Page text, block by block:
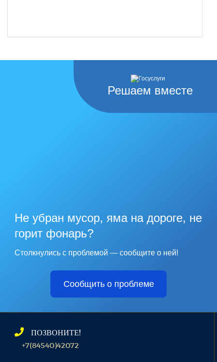
Решаем вместе
Не убран мусор, яма на дороге, не
горит фонарь?
Столкнулись с проблемой — сообщите о ней!
Сообщить о проблеме
ПОЗВОНИТЕ!
+7(84540)42072